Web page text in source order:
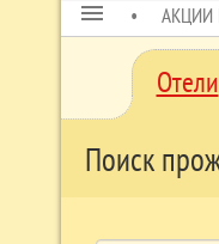
menu АКЦИИ
Отели
Поиск